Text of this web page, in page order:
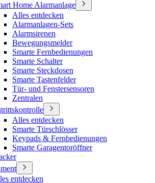
Home Alarmanlage
Alles entdecken
Alarmanlagen-Sets
Alarmsirenen
Bewegungsmelder
Smarte Fernbedienungen
Smarte Schalter
Smarte Steckdosen
Smarte Tastenfelder
Tür- und Fenstersensoren
Zentralen
Alles entdecken
Smarte Türschlösser
Keypads & Fernbedienungen
Smarte Garagentoröffner
entdecken